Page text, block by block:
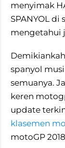
menyimak
SPANYOL
mengetahui
spanyol
semuanya.
keren
update
klasemen
motoGP